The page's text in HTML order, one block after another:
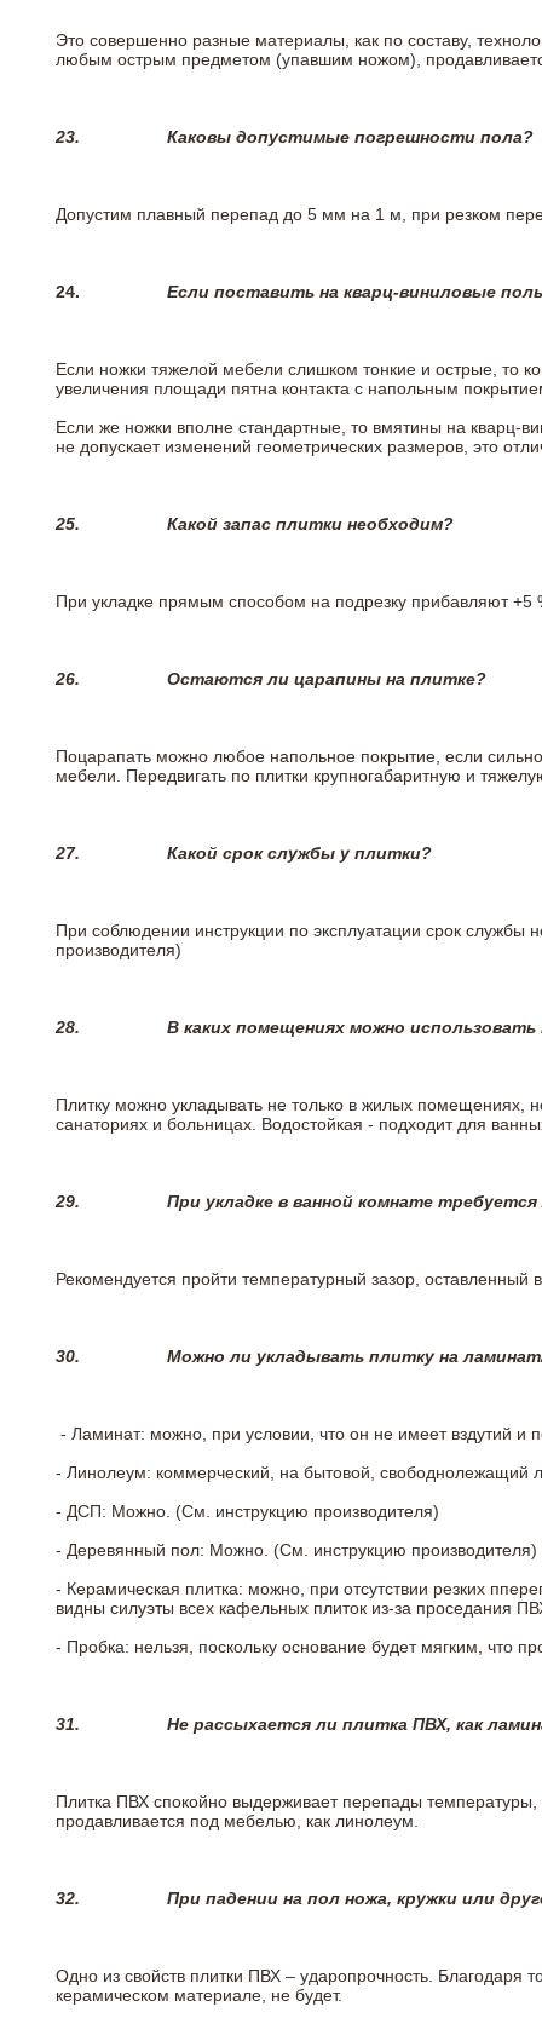
Это совершенно разные материалы, как по составу,
любым острым предметом (упавшим ножом),
23. Каковы допустимые погрешности пола?
Допустим плавный перепад до 5 мм на 1 м, при резком
24. Если поставить на кварц-виниловые
Если ножки тяжелой мебели слишком тонкие и острые, то
увеличения площади пятна контакта с напольным
Если же ножки вполне стандартные, то вмятины на кварц-
не допускает изменений геометрических размеров, это
25. Какой запас плитки необходим?
При укладке прямым способом на подрезку прибавляют +5
26. Остаются ли царапины на плитке?
Поцарапать можно любое напольное покрытие, если
мебели. Передвигать по плитки крупногабаритную и
27. Какой срок службы у плитки?
При соблюдении инструкции по эксплуатации срок
производителя)
28. В каких помещениях можно
Плитку можно укладывать не только в жилых помещениях,
санаториях и больницах. Водостойкая - подходит для
29. При укладке в ванной комнате
Рекомендуется пройти температурный зазор,
30. Можно ли укладывать плитку на
- Ламинат: можно, при условии, что он не имеет вздутий
- Линолеум: коммерческий, на бытовой, свободнолежащий
- ДСП: Можно. (См. инструкцию производителя)
- Деревянный пол: Можно. (См. инструкцию производителя)
- Керамическая плитка: можно, при отсутствии резких
видны силуэты всех кафельных плиток из-за проседания
- Пробка: нельзя, поскольку основание будет мягким, что
31. Не рассыхается ли плитка ПВХ, как
Плитка ПВХ спокойно выдерживает перепады температуры,
продавливается под мебелью, как линолеум.
32. При падении на пол ножа, кружки или
Одно из свойств плитки ПВХ – ударопрочность. Благодаря
керамическом материале, не будет.